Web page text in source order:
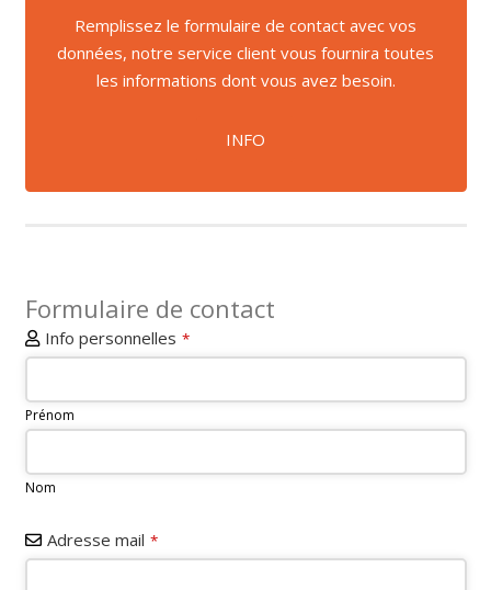
Remplissez le formulaire de contact avec vos
données, notre service client vous fournira toutes
les informations dont vous avez besoin.
INFO
Formulaire de contact
Info personnelles *
Prénom
Nom
Adresse mail *